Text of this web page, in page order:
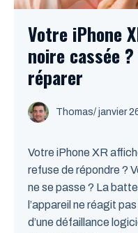
Votre iPhone
noire cassée
réparer
Thomas/ janvier
Votre iPhone XR
refuse de répondre ?
ne se passe ? La
l’appareil ne réagit
d’une défaillance